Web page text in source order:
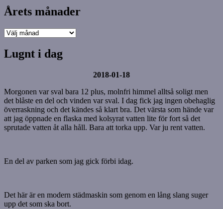
Årets månader
Årets
Lugnt i dag
2018-01-18
Morgonen var sval bara 12 plus, molnfri himmel alltså soligt men
det blåste en del och vinden var sval. I dag fick jag ingen obehaglig
överraskning och det kändes så klart bra. Det värsta som hände var
att jag öppnade en flaska med kolsyrat vatten lite för fort så det
sprutade vatten åt alla håll. Bara att torka upp. Var ju rent vatten.
En del av parken som jag gick förbi idag.
Det här är en modern städmaskin som genom en lång slang suger
upp det som ska bort.